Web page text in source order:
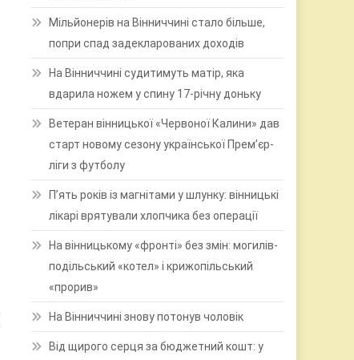
Мільйонерів на Вінниччині стало більше,
попри спад задекларованих доходів
На Вінниччині судитимуть матір, яка
вдарила ножем у спину 17-річну доньку
Ветеран вінницької «Червоної Калини» дав
старт новому сезону української Прем’єр-
ліги з футболу
П’ять років із магнітами у шлунку: вінницькі
лікарі врятували хлопчика без операції
На вінницькому «фронті» без змін: могилів-
подільський «котел» і крижопільський
«прорив»
На Вінниччині знову потонув чоловік
Від щирого серця за бюджетний кошт: у